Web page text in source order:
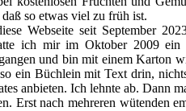
so etwas viel zu früh ist.
Webseite seit September
ich mir im Oktober 2009ein
und bin mit einem Karton
ein Büchlein mit Text drin,
anbieten. Ich lehnte ab. Dann
Erst nach mehreren wütenden